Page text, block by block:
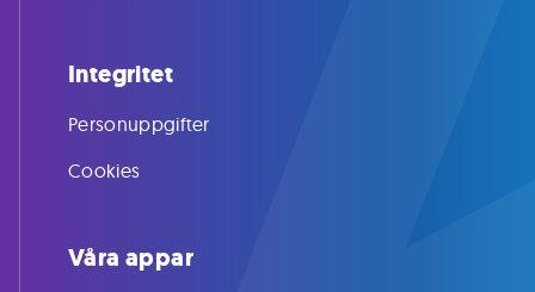
Integritet
Personuppgifter
Cookies
Våra appar